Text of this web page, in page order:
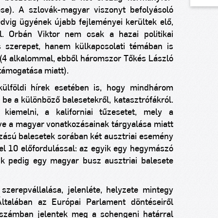
A szlovák-magyar viszonyt befolyásoló
ügyének újabb fejleményei kerültek elő,
Orbán Viktor nem csak a hazai politikai
hanem külkapcsolati témában is
alkalommal, ebből háromszor Tőkés László
miatt).
hírek esetében is, hogy mindhárom
a különböző balesetekről, katasztrófákról.
a kaliforniai tűzesetet, mely a
a magyar vonatkozásainak tárgyalása miatt
balesetek sorában két ausztriai esemény
10 előfordulással: az egyik egy hegymászó
pedig egy magyar busz ausztriai balesete
jelenléte, helyzete mintegy
az Európai Parlament döntéseiről
jelentek meg a schengeni határral